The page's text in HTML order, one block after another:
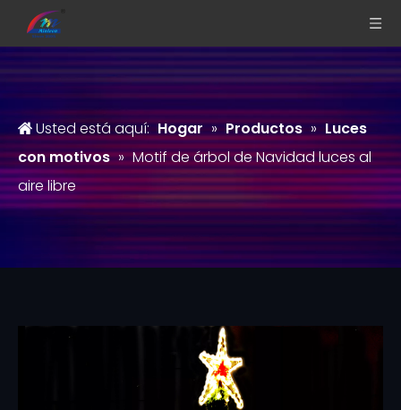
Usted está aquí: Hogar » Productos » Luces
con motivos » Motif de árbol de Navidad luces al
aire libre